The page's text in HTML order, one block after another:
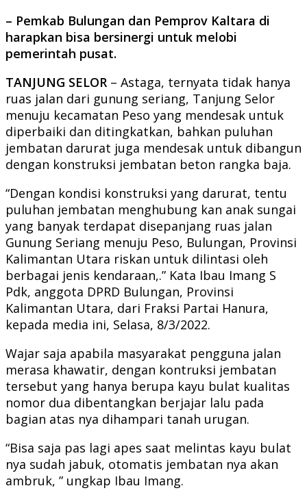
– Pemkab Bulungan dan Pemprov Kaltara di
harapkan bisa bersinergi untuk melobi
pemerintah pusat.
TANJUNG SELOR – Astaga, ternyata tidak hanya
ruas jalan dari gunung seriang, Tanjung Selor
menuju kecamatan Peso yang mendesak untuk
diperbaiki dan ditingkatkan, bahkan puluhan
jembatan darurat juga mendesak untuk dibangun
dengan konstruksi jembatan beton rangka baja.
“Dengan kondisi konstruksi yang darurat, tentu
puluhan jembatan menghubung kan anak sungai
yang banyak terdapat disepanjang ruas jalan
Gunung Seriang menuju Peso, Bulungan, Provinsi
Kalimantan Utara riskan untuk dilintasi oleh
berbagai jenis kendaraan,.” Kata Ibau Imang S
Pdk, anggota DPRD Bulungan, Provinsi
Kalimantan Utara, dari Fraksi Partai Hanura,
kepada media ini, Selasa, 8/3/2022.
Wajar saja apabila masyarakat pengguna jalan
merasa khawatir, dengan kontruksi jembatan
tersebut yang hanya berupa kayu bulat kualitas
nomor dua dibentangkan berjajar lalu pada
bagian atas nya dihampari tanah urugan.
“Bisa saja pas lagi apes saat melintas kayu bulat
nya sudah jabuk, otomatis jembatan nya akan
ambruk, ” ungkap Ibau Imang.